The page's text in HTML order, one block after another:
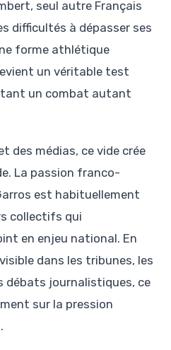
seul autre Français
difficultés à dépasser ses
forme athlétique
un véritable test
un combat autant
des médias, ce vide crée
La passion franco-
est habituellement
collectifs qui
en enjeu national. En
dans les tribunes, les
débats journalistiques, ce
sur la pression